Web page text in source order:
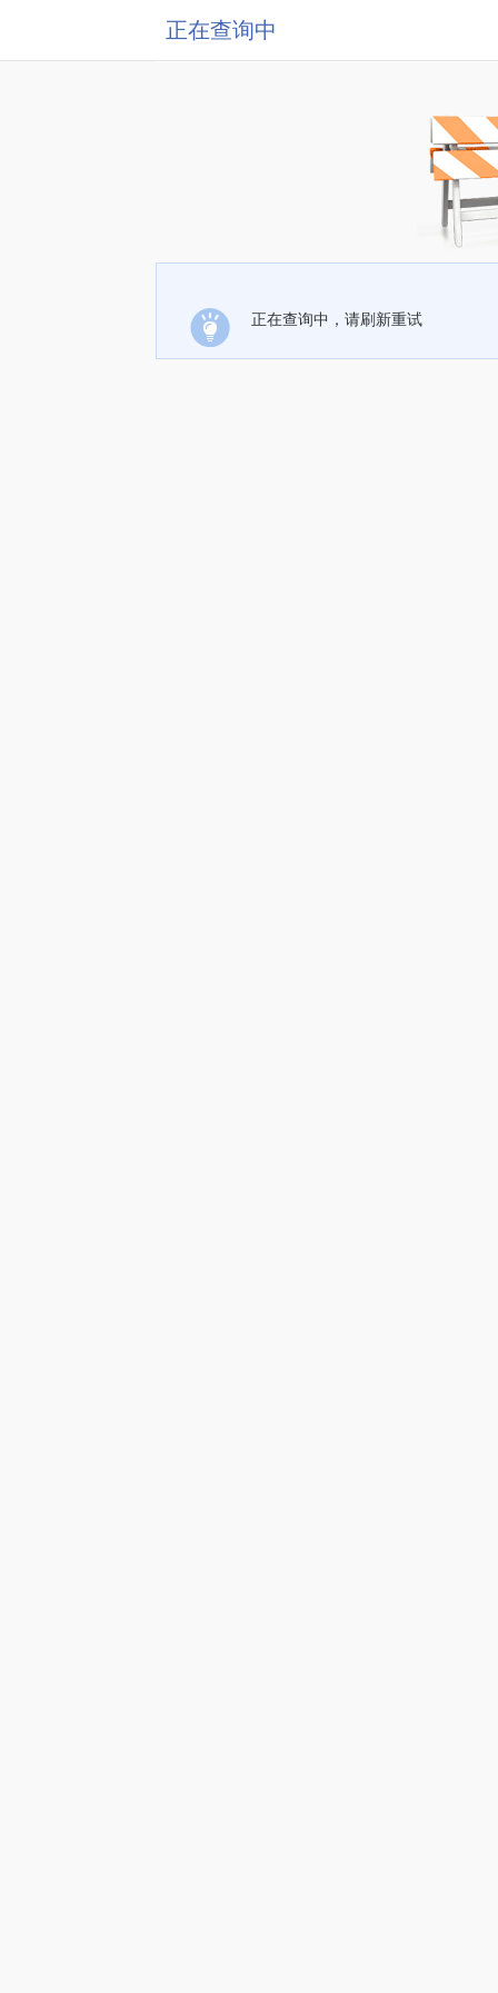
正在查询中
正在查询中，请刷新重试